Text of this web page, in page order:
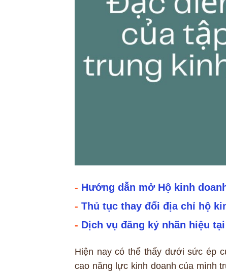
- Hướng dẫn mở Hộ kinh
- Thủ tục thay đổi địa chỉ hộ
- Dịch vụ đăng ký nhãn hiệu
Hiện nay có thể thấy dưới sức ép
cao năng lực kinh doanh của mình